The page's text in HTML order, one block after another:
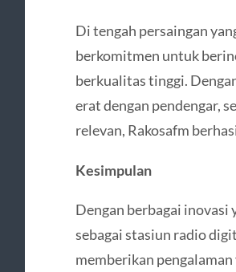
Di tengah persaingan
berkomitmen untuk
berkualitas tinggi.
erat dengan pendengar,
relevan, Rakosafm
Kesimpulan
Dengan berbagai inovasi
sebagai stasiun radio
memberikan